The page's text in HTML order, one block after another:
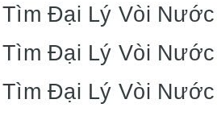
Đại Lý Vòi
Đại Lý Vòi
Tìm Đại Lý Vòi